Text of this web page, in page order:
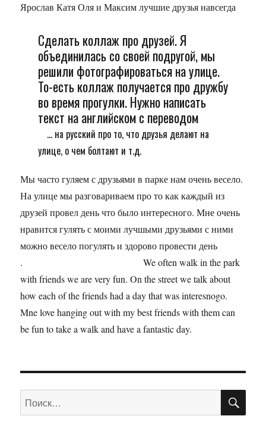
Ярослав Катя Оля и Максим лучшие друзья навсегда
Сделать коллаж про друзей. Я
объединилась со своей подругой, мы
решили фотографироваться на улице.
То-есть коллаж получается про дружбу
во время прогулки. Нужно написать
текст на английском с переводом
... на русский про то, что друзья делают на
улице, о чем болтают и т.д.
Мы часто гуляем с друзьями в парке нам очень весело.
На улице мы разговариваем про то как каждый из
друзей провел день что было интересного. Мне очень
нравится гулять с моими лучшыми друзьями с ними
можно весело погулять и здорово провести день
. We often walk in the park
with friends we are very fun. On the street we talk about
how each of the friends had a day that was interesnogo.
Mne love hanging out with my best friends with them can
be fun to take a walk and have a fantastic day.
Искать: